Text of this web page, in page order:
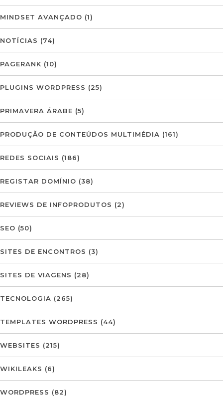
MINDSET AVANÇADO (1)
NOTÍCIAS (74)
PAGERANK (10)
PLUGINS WORDPRESS (25)
PRIMAVERA ÁRABE (5)
PRODUÇÃO DE CONTEÚDOS MULTIMÉDIA (161)
REDES SOCIAIS (186)
REGISTAR DOMÍNIO (38)
REVIEWS DE INFOPRODUTOS (2)
SEO (50)
SITES DE ENCONTROS (3)
SITES DE VIAGENS (28)
TECNOLOGIA (265)
TEMPLATES WORDPRESS (44)
WEBSITES (215)
WIKILEAKS (6)
WORDPRESS (82)